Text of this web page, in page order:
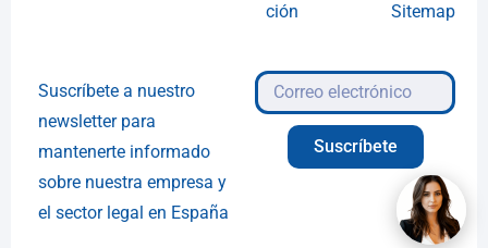
ción
Sitemap
Suscríbete a nuestro
newsletter para
mantenerte informado
sobre nuestra empresa y
el sector legal en España
Suscríbete